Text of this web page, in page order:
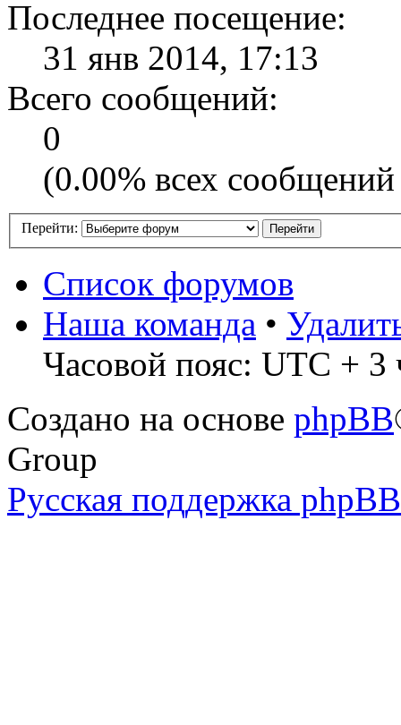
Последнее посещение:
31 янв 2014, 17:13
Всего сообщений:
0
(0.00% всех
Перейти:
Список форумов
Наша команда •
Часовой пояс: UTC + 3
Создано на основе phpBB
Group
Русская поддержка phpBB